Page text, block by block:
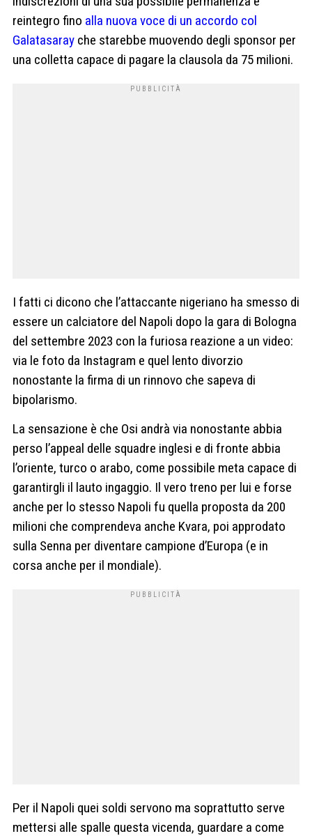
reintegro fino alla nuova voce di un accordo col
Galatasaray che starebbe muovendo degli sponsor per
una colletta capace di pagare la clausola da 75 milioni.
I fatti ci dicono che l’attaccante nigeriano ha smesso di
essere un calciatore del Napoli dopo la gara di Bologna
del settembre 2023 con la furiosa reazione a un video:
via le foto da Instagram e quel lento divorzio
nonostante la firma di un rinnovo che sapeva di
bipolarismo.
La sensazione è che Osi andrà via nonostante abbia
perso l’appeal delle squadre inglesi e di fronte abbia
l’oriente, turco o arabo, come possibile meta capace di
garantirgli il lauto ingaggio. Il vero treno per lui e forse
anche per lo stesso Napoli fu quella proposta da 200
milioni che comprendeva anche Kvara, poi approdato
sulla Senna per diventare campione d’Europa (e in
corsa anche per il mondiale).
Per il Napoli quei soldi servono ma soprattutto serve
mettersi alle spalle questa vicenda, guardare a come